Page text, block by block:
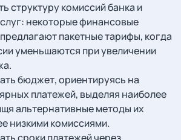
структуру комиссий банка и
некоторые финансовые
пакетные тарифы, когда
уменьшаются при увеличении
бюджет, ориентируясь на
платежей, выделяя наиболее
альтернативные методы их
низкими комиссиями.